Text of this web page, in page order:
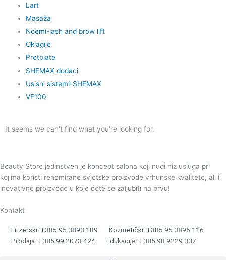
Lart
Masaža
Noemi-lash and brow lift
Oklagije
Pretplate
SHEMAX dodaci
Usisni sistemi-SHEMAX
VF100
It seems we can't find what you're looking for.
Beauty Store jedinstven je koncept salona koji nudi niz usluga pri
kojima koristi renomirane svjetske proizvode vrhunske kvalitete, ali i
inovativne proizvode u koje ćete se zaljubiti na prvu!
Kontakt
Frizerski: +385 95 3893 189
Kozmetički: +385 95 3895 116
Prodaja: +385 99 2073 424
Edukacije: +385 98 9229 337